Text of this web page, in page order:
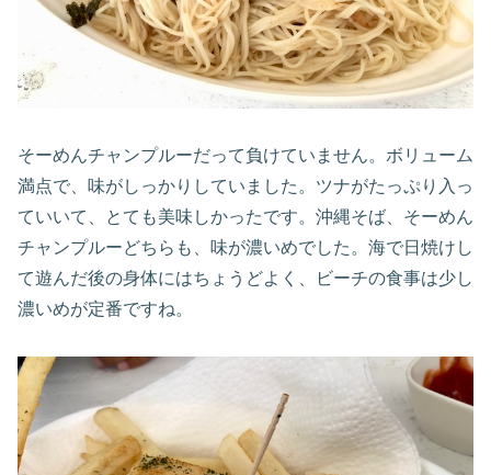
そーめんチャンプルーだって負けていません。ボリューム
満点で、味がしっかりしていました。ツナがたっぷり入っ
ていいて、とても美味しかったです。沖縄そば、そーめん
チャンプルーどちらも、味が濃いめでした。海で日焼けし
て遊んだ後の身体にはちょうどよく、ビーチの食事は少し
濃いめが定番ですね。